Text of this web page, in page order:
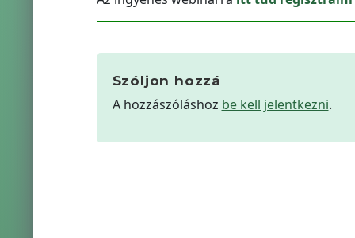
Szóljon hozzá
A hozzászóláshoz be kell jelentkezni.